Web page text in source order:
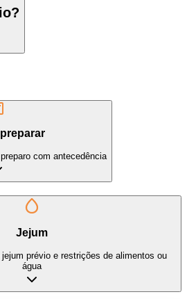
com antecedência
Jejum
prévio e restrições de alimentos ou
água